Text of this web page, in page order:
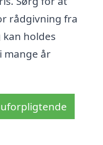
rådgivning fra
holdes
mange år